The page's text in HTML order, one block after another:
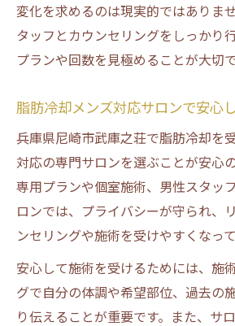
変化を求めるのは現実的ではありま
タッフとカウンセリングをしっかり
プランや回数を見極めることが大切で
脂肪冷却メンズ対応サロンで安心
兵庫県尼崎市武庫之荘で脂肪冷却を
対応の専門サロンを選ぶことが安心
専用プランや個室施術、男性スタッ
ロンでは、プライバシーが守られ、
ンセリングや施術を受けやすくなって
安心して施術を受けるためには、施
グで自分の体調や希望部位、過去の
り伝えることが重要です。また、サ